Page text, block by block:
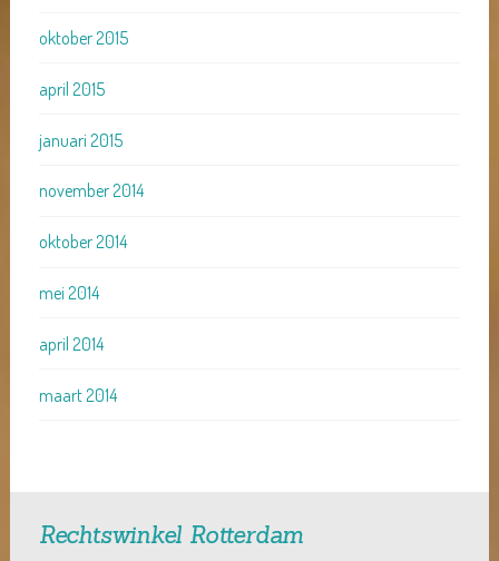
oktober 2015
april 2015
januari 2015
november 2014
oktober 2014
mei 2014
april 2014
maart 2014
Rechtswinkel Rotterdam